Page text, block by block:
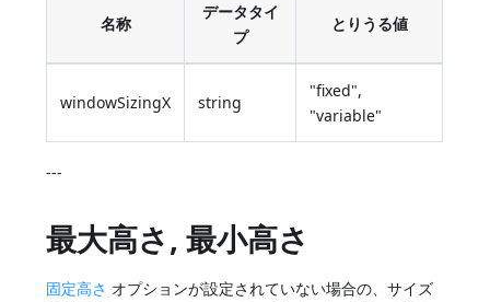
名称
データタイ
プ
とりうる値
windowSizingX string
"fixed",
"variable"
---
最大高さ, 最小高さ
固定高さ オプションが設定されていない場合の、サイズ